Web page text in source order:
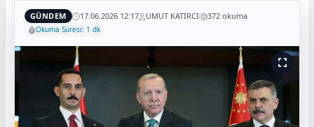
GÜNDEM 17.06.2026 12:17 UMUT KATIRCI 372 okuma
Okuma Süresi: 1 dk